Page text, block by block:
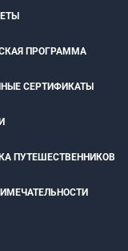
ПРОГРАММА
СЕРТИФИКАТЫ
ПУТЕШЕСТВЕННИКОВ